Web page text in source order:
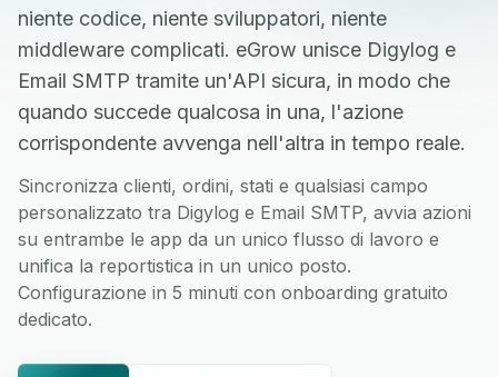
niente codice, niente sviluppatori, niente
middleware complicati. eGrow unisce Digylog e
Email SMTP tramite un'API sicura, in modo che
quando succede qualcosa in una, l'azione
corrispondente avvenga nell'altra in tempo reale.
Sincronizza clienti, ordini, stati e qualsiasi campo
personalizzato tra Digylog e Email SMTP, avvia azioni
su entrambe le app da un unico flusso di lavoro e
unifica la reportistica in un unico posto.
Configurazione in 5 minuti con onboarding gratuito
dedicato.